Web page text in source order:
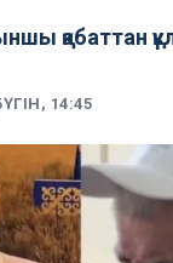
қабаттан
14:45